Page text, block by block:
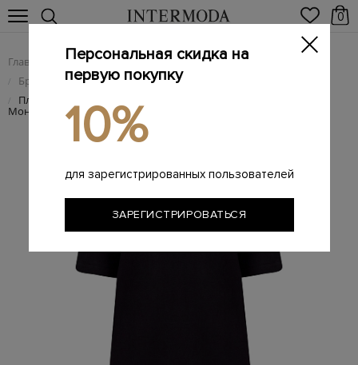
0
Главная Женщинам / Женская одежда
/ Брендовые женские платья
/ Платье из хлопкового футера с ювелирной окантовкой
Мониль
Персональная скидка на
первую покупку
10%
для зарегистрированных пользователей
ЗАРЕГИСТРИРОВАТЬСЯ